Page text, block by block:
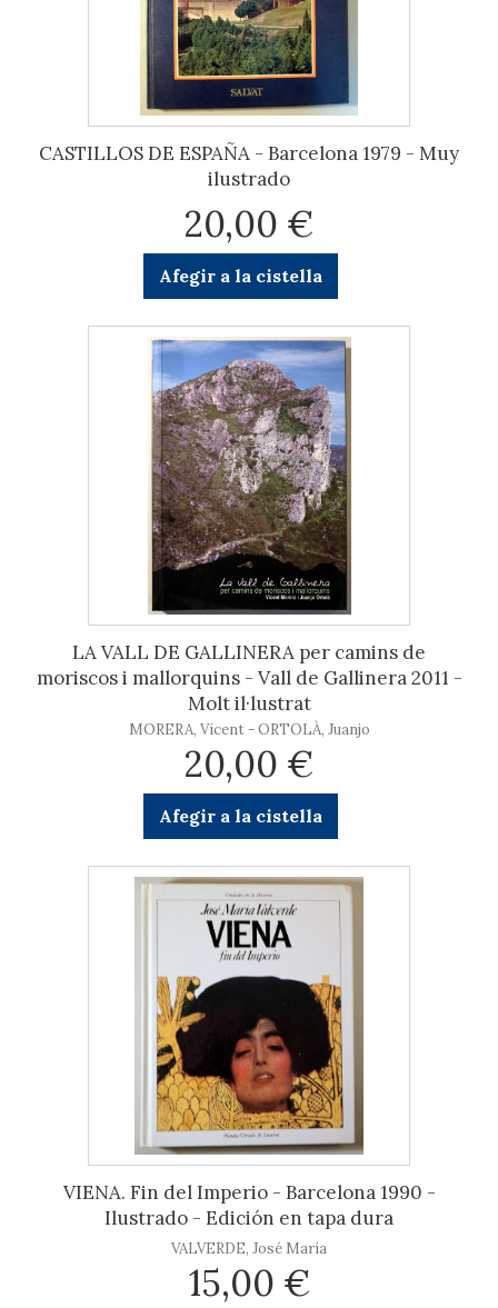
CASTILLOS DE ESPAÑA - Barcelona 1979 - Muy
ilustrado
20,00 €
Afegir a la cistella
LA VALL DE GALLINERA per camins de
moriscos i mallorquins - Vall de Gallinera 2011 -
Molt il·lustrat
MORERA, Vicent - ORTOLÀ, Juanjo
20,00 €
Afegir a la cistella
VIENA. Fin del Imperio - Barcelona 1990 -
Ilustrado - Edición en tapa dura
VALVERDE, José María
15,00 €